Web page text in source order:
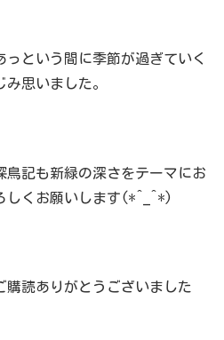
という間に季節が過ぎていく
思いました。
鳥記も新緑の深さをテーマにお
しくお願いします(*^_^*)
購読ありがとうございました